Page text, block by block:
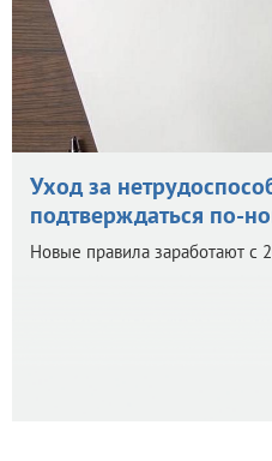
Уход за
подтверждаться по-
Новые правила заработают с